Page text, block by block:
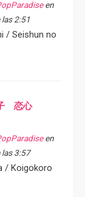
en
2:51
/ Seishun no
子 恋心
en
3:57
/ Koigokoro